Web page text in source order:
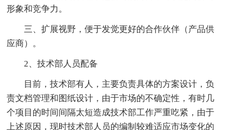
形象和竞争力。
三、扩展视野，便于发觉更好的合作伙伴（产品供
应商）。
2、技术部人员配备
目前，技术部有人，主要负责具体的方案设计，负
责文档管理和图纸设计，由于市场的不确定性，有时几
个项目的时间间隔太短造成技术部工作严重吃紧，由于
上述原因，现时技术部人员的编制较难适应市场变化的